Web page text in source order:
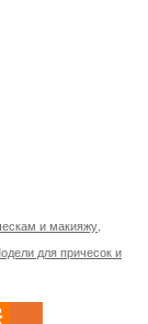
и макияжу
для причесок и